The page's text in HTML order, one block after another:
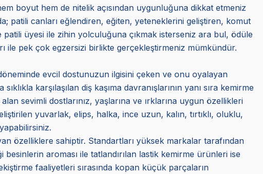
boyut hem de nitelik açısından uygunluğuna dikkat etmeniz
patili canları eğlendiren, eğiten, yeteneklerini geliştiren, komut
patili üyesi ile zihin yolculuğuna çıkmak isterseniz ara bul, ödüle
ile pek çok egzersizi birlikte gerçekleştirmeniz mümkündür.
evcil dostunuzun ilgisini çeken ve onu oyalayan
karşılaşılan diş kaşıma davranışlarının yanı sıra kemirme
sevimli dostlarınız, yaşlarına ve ırklarına uygun özellikleri
yuvarlak, elips, halka, ince uzun, kalın, tırtıklı, oluklu,
özelliklere sahiptir. Standartları yüksek markalar tarafından
besinlerin aroması ile tatlandırılan lastik kemirme ürünleri ise
faaliyetleri sırasında kopan küçük parçaların